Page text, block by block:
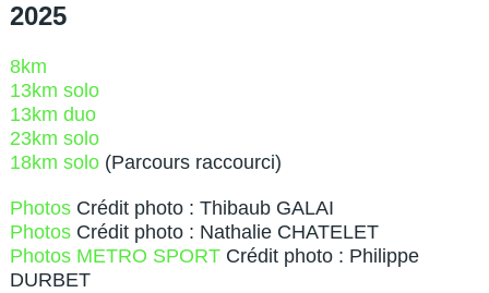
2025
8km
13km solo
13km duo
23km solo
18km solo (Parcours raccourci)
Photos Crédit photo : Thibaub GALAI
Photos Crédit photo : Nathalie CHATELET
Photos METRO SPORT Crédit photo : Philippe
DURBET